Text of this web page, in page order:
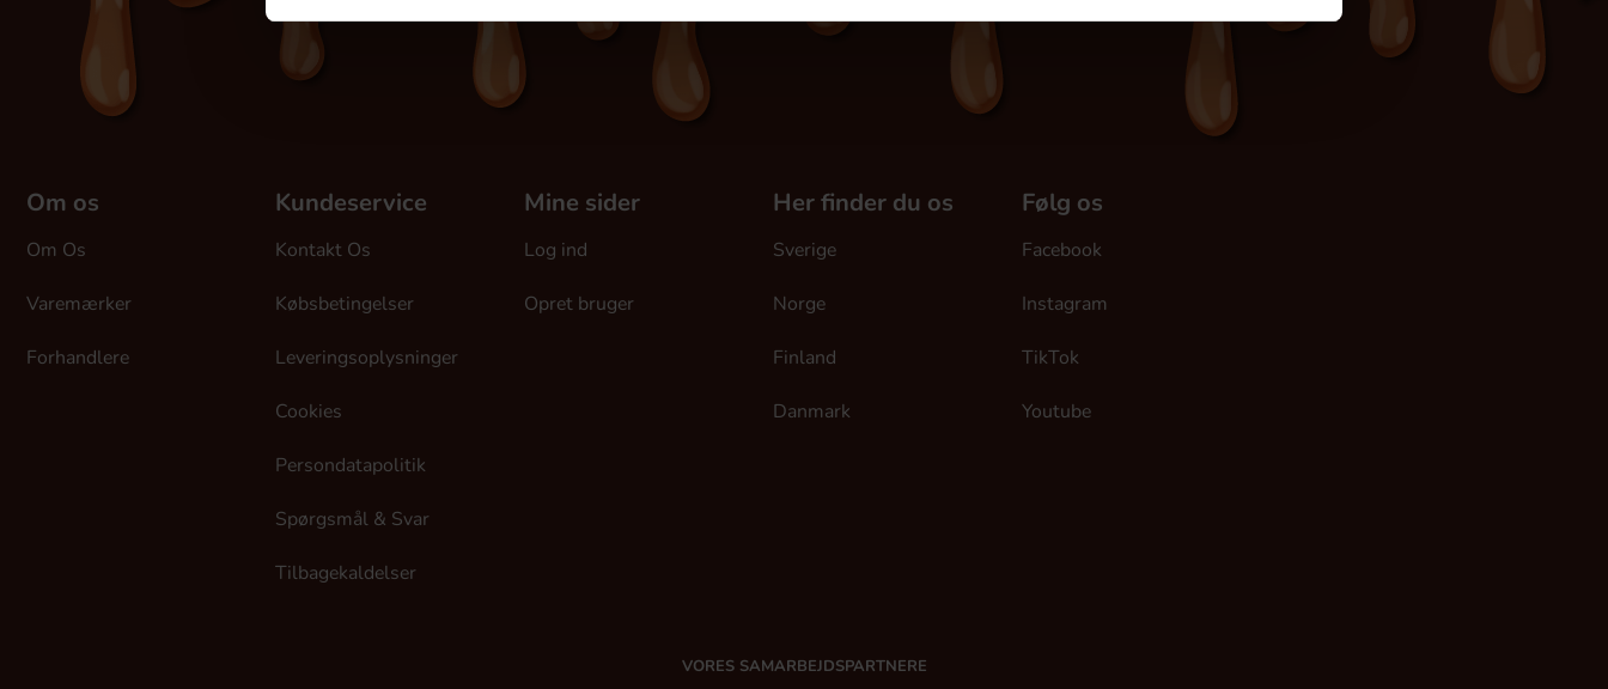
Om os
Om Os
Varemærker
Forhandlere
Kundeservice
Kontakt Os
Købsbetingelser
Leveringsoplysninger
Cookies
Persondatapolitik
Spørgsmål & Svar
Tilbagekaldelser
Mine sider
Log ind
Opret bruger
Her finder du os
Sverige
Norge
Finland
Danmark
Følg os
Facebook
Instagram
TikTok
Youtube
VORES SAMARBEJDSPARTNERE